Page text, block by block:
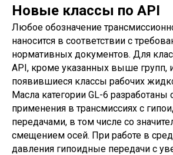
Новые классы по API
Любое обозначение
наносится в соответствии с
нормативных документов. Для
API, кроме указанных выше групп,
появившиеся классы рабочих
Масла категории GL-6 разработаны
применения в трансмиссиях с
передачами, в том числе со
смещением осей. При работе в
давления гипоидные передачи с